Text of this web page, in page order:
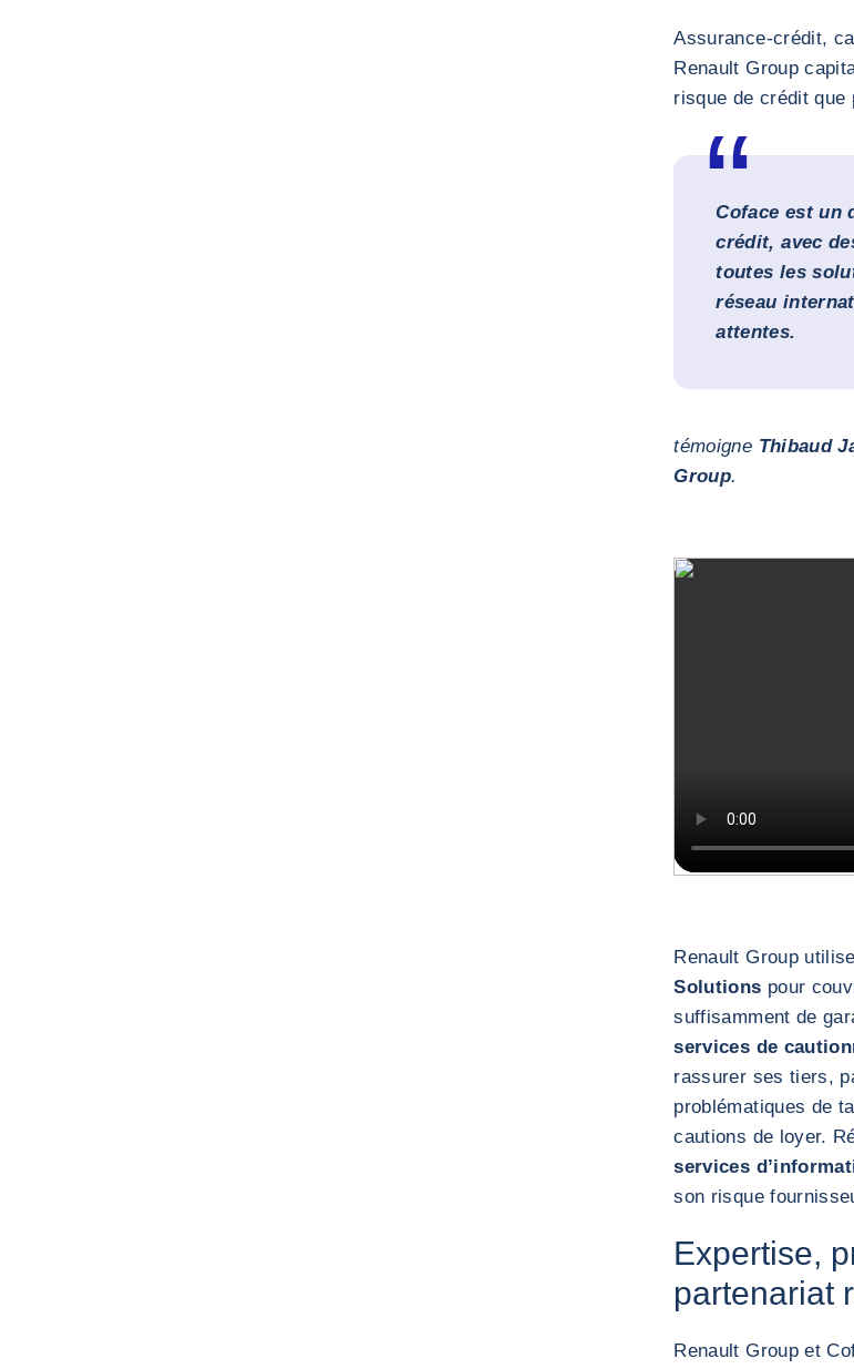
Assurance-crédit,
Renault Group
risque de crédit que
Coface est un
crédit, avec
toutes les
réseau
attentes.
témoigne Thibaud
Group.
Renault Group
Solutions pour
suffisamment de
services de
rassurer ses tiers,
problématiques de
cautions de loyer.
services
son risque
Expertise,
partenariat
Renault Group et